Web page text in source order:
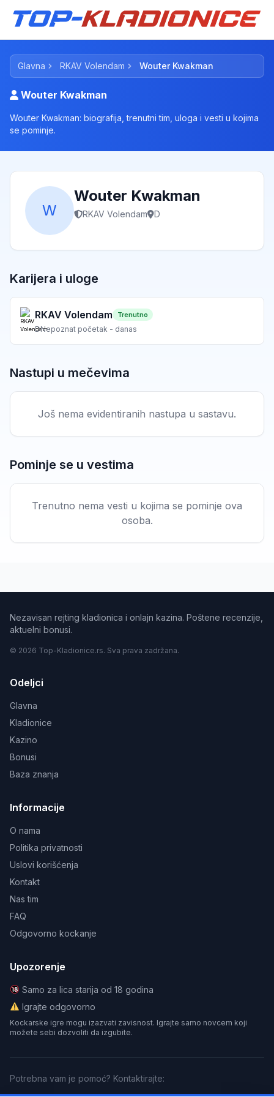
Glavna RKAV Volendam Wouter Kwakman
Wouter Kwakman
Wouter Kwakman: biografija, trenutni tim, uloga i vesti u kojima
se pominje.
W
Wouter Kwakman
RKAV Volendam D
Karijera i uloge
RKAV Volendam Trenutno
DNepoznat početak - danas
Nastupi u mečevima
Još nema evidentiranih nastupa u sastavu.
Pominje se u vestima
Trenutno nema vesti u kojima se pominje ova
osoba.
Nezavisan rejting kladionica i onlajn kazina. Poštene recenzije,
aktuelni bonusi.
© 2026 Top-Kladionice.rs. Sva prava zadržana.
Odeljci
Glavna
Kladionice
Kazino
Bonusi
Baza znanja
Informacije
O nama
Politika privatnosti
Uslovi korišćenja
Kontakt
Nas tim
FAQ
Odgovorno kockanje
Upozorenje
Samo za lica starija od 18 godina
Igrajte odgovorno
Kockarske igre mogu izazvati zavisnost. Igrajte samo novcem koji
možete sebi dozvoliti da izgubite.
Potrebna vam je pomoć? Kontaktirajte: